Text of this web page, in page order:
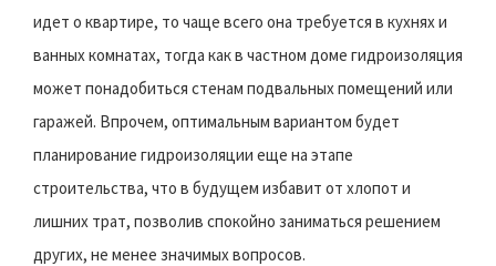
идет о квартире, то чаще всего она требуется в кухнях и
ванных комнатах, тогда как в частном доме гидроизоляция
может понадобиться стенам подвальных помещений или
гаражей. Впрочем, оптимальным вариантом будет
планирование гидроизоляции еще на этапе
строительства, что в будущем избавит от хлопот и
лишних трат, позволив спокойно заниматься решением
других, не менее значимых вопросов.